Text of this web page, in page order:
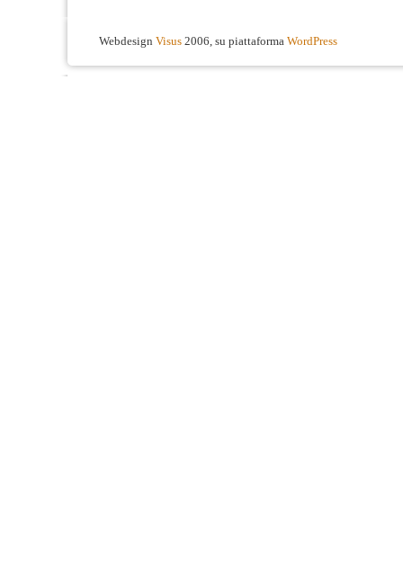
Webdesign Visus 2006, su piattaforma WordPress